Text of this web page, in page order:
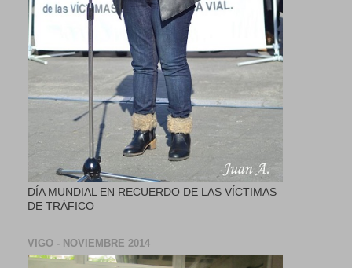
DÍA MUNDIAL EN RECUERDO DE LAS VÍCTIMAS
DE TRÁFICO
VIGO - NOVIEMBRE 2014